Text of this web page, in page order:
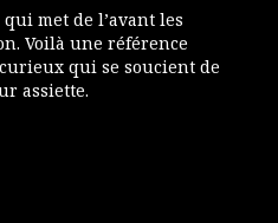
met de l’avant les
Voilà une référence
qui se soucient de
assiette.